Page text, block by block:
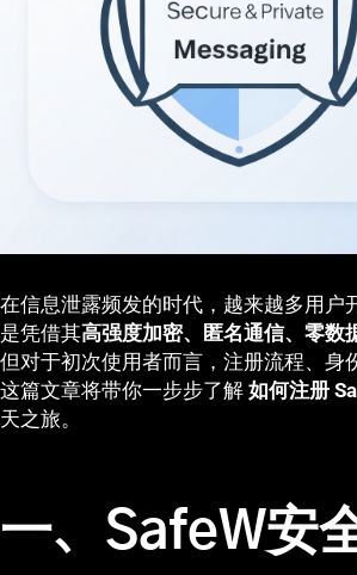
在信息泄露频发的时代，越来越多用户
是凭借其高强度加密、匿名通信、零数
但对于初次使用者而言，注册流程、身
这篇文章将带你一步步了解 如何注册
天之旅。
一、SafeW安